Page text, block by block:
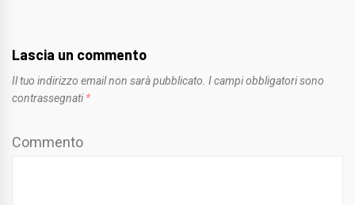
Lascia un commento
Il tuo indirizzo email non sarà pubblicato. I campi obbligatori sono
contrassegnati *
Commento